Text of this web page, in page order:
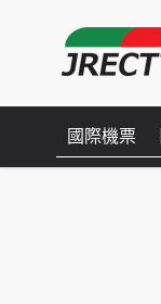
國際機票